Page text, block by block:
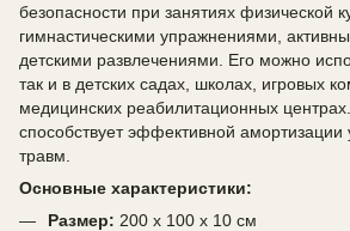
безопасности при занятиях физической
гимнастическими упражнениями,
детскими развлечениями. Его можно
так и в детских садах, школах, игровых
медицинских реабилитационных
способствует эффективной амортизации
травм.
Основные характеристики:
Размер: 200 х 100 х 10 см